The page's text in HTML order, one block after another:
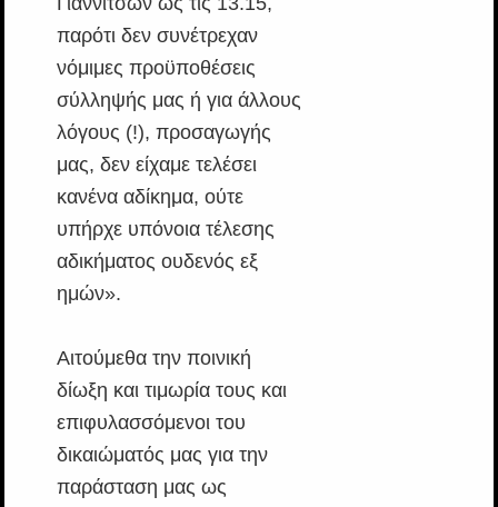
παρότι δεν συνέτρεχαν
νόμιμες προϋποθέσεις
σύλληψής μας ή για άλλους
λόγους (!), προσαγωγής
μας, δεν είχαμε τελέσει
κανένα αδίκημα, ούτε
υπήρχε υπόνοια τέλεσης
αδικήματος ουδενός εξ
ημών».
Αιτούμεθα την ποινική
δίωξη και τιμωρία τους και
επιφυλασσόμενοι του
δικαιώματός μας για την
παράσταση μας ως